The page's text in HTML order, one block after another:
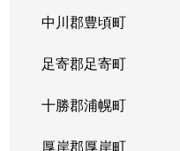
中川郡豊頃町
足寄郡足寄町
十勝郡浦幌町
厚岸郡厚岸町